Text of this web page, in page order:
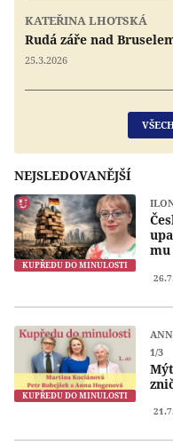
KATEŘINA LHOTSKÁ
Rudá záře nad
25.3.2026
NEJSLEDOVANĚJŠÍ
KUPŘEDU DO MINULOSTI
KUPŘEDU DO MINULOSTI
1/3